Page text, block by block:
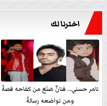
اخترنا لك
تامر حسني… فنانٌ صَنَعَ من كفاحه قصةً
ومن تواضعه رسالةً